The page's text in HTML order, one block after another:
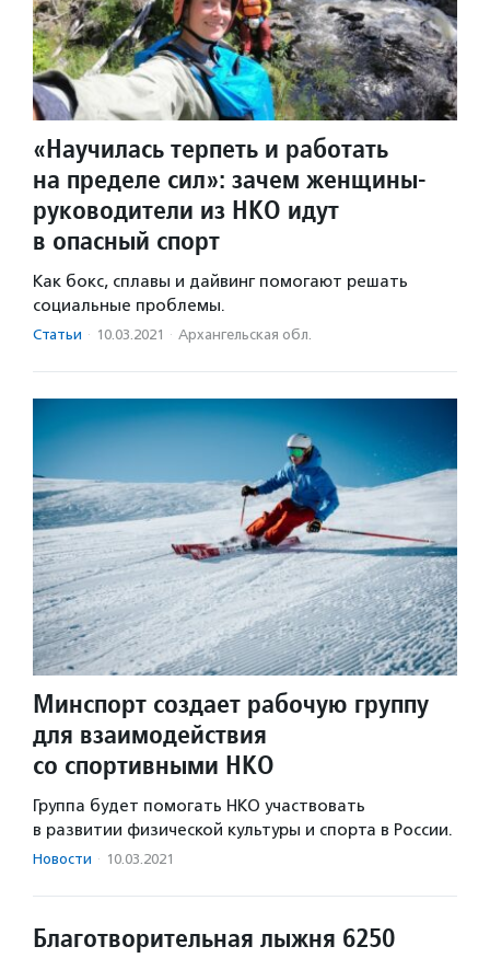
«Научилась терпеть и работать
на пределе сил»: зачем женщины-
руководители из НКО идут
в опасный спорт
Как бокс, сплавы и дайвинг помогают решать
социальные проблемы.
Статьи · 10.03.2021 · Архангельская обл.
Минспорт создает рабочую группу
для взаимодействия
со спортивными НКО
Группа будет помогать НКО участвовать
в развитии физической культуры и спорта в России.
Новости · 10.03.2021
Благотворительная лыжня 6250